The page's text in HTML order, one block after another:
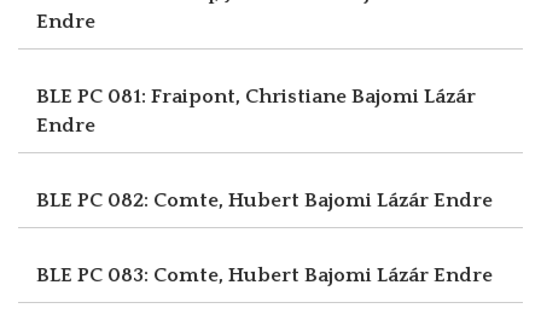
Endre
BLE PC 081: Fraipont, Christiane Bajomi Lázár
Endre
BLE PC 082: Comte, Hubert Bajomi Lázár Endre
BLE PC 083: Comte, Hubert Bajomi Lázár Endre